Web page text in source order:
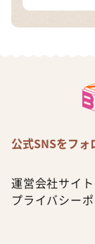
公式SNSをフォ
運営会社サイ
プライバシー